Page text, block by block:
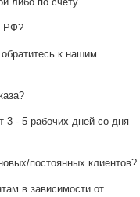
РФ?
к нашим
3 - 5 рабочих дней со дня
постоянных клиентов?
в зависимости от